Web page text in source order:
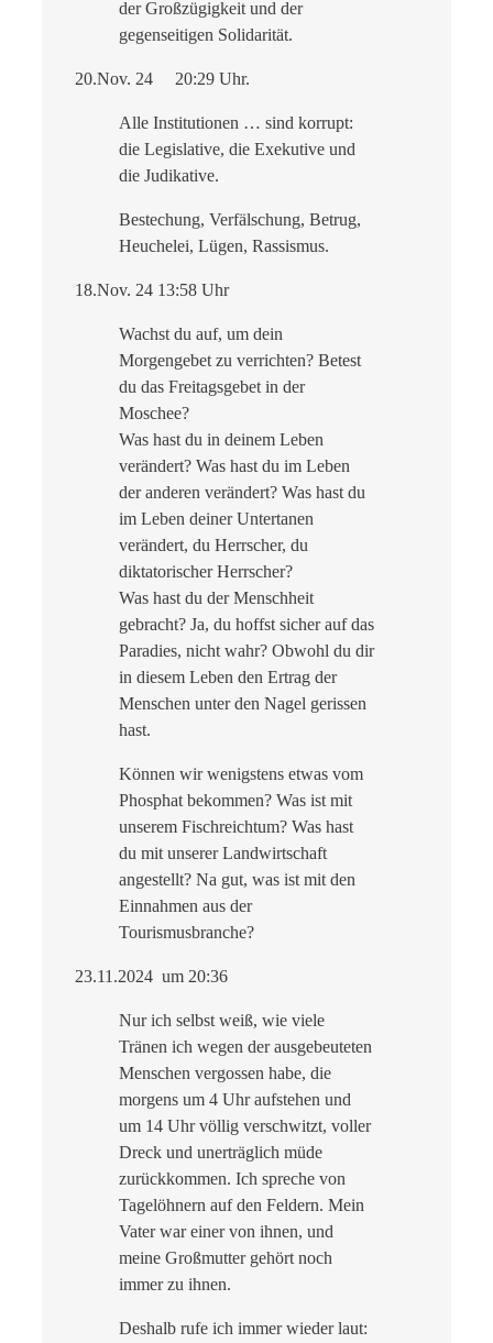
der Großzügigkeit und der
gegenseitigen Solidarität.
20.Nov. 24 20:29 Uhr.
Alle Institutionen … sind korrupt:
die Legislative, die Exekutive und
die Judikative.
Bestechung, Verfälschung, Betrug,
Heuchelei, Lügen, Rassismus.
18.Nov. 24 13:58 Uhr
Wachst du auf, um dein
Morgengebet zu verrichten? Betest
du das Freitagsgebet in der
Moschee?
Was hast du in deinem Leben
verändert? Was hast du im Leben
der anderen verändert? Was hast du
im Leben deiner Untertanen
verändert, du Herrscher, du
diktatorischer Herrscher?
Was hast du der Menschheit
gebracht? Ja, du hoffst sicher auf das
Paradies, nicht wahr? Obwohl du dir
in diesem Leben den Ertrag der
Menschen unter den Nagel gerissen
hast.
Können wir wenigstens etwas vom
Phosphat bekommen? Was ist mit
unserem Fischreichtum? Was hast
du mit unserer Landwirtschaft
angestellt? Na gut, was ist mit den
Einnahmen aus der
Tourismusbranche?
23.11.2024 um 20:36
Nur ich selbst weiß, wie viele
Tränen ich wegen der ausgebeuteten
Menschen vergossen habe, die
morgens um 4 Uhr aufstehen und
um 14 Uhr völlig verschwitzt, voller
Dreck und unerträglich müde
zurückkommen. Ich spreche von
Tagelöhnern auf den Feldern. Mein
Vater war einer von ihnen, und
meine Großmutter gehört noch
immer zu ihnen.
Deshalb rufe ich immer wieder laut: